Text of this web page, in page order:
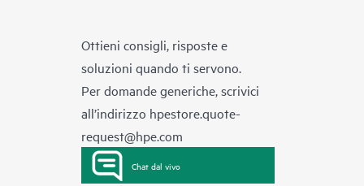
Ottieni consigli, risposte e
soluzioni quando ti servono.
Per domande generiche, scrivici
all’indirizzo hpestore.quote-
request@hpe.com
Chat dal vivo